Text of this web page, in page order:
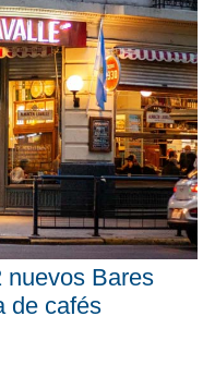
nuevos Bares
de cafés